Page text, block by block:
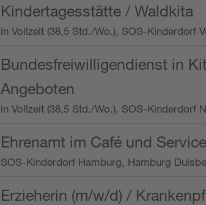
Kindertagesstätte / Waldkita
in Vollzeit (38,5 Std./Wo.), SOS-Kinderdorf
Bundesfreiwilligendienst in
Angeboten
in Vollzeit (38,5 Std./Wo.), SOS-Kinderdorf
Ehrenamt im Café und
SOS-Kinderdorf Hamburg, Hamburg
Erzieherin (m/w/d) /